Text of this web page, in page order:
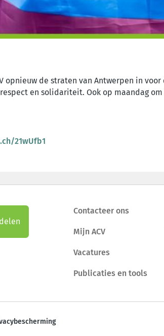
opnieuw de straten van Antwerpen in voor
en solidariteit. Ook op maandag
21wUfb1
Contacteer ons
Mijn ACV
Vacatures
Publicaties en tools